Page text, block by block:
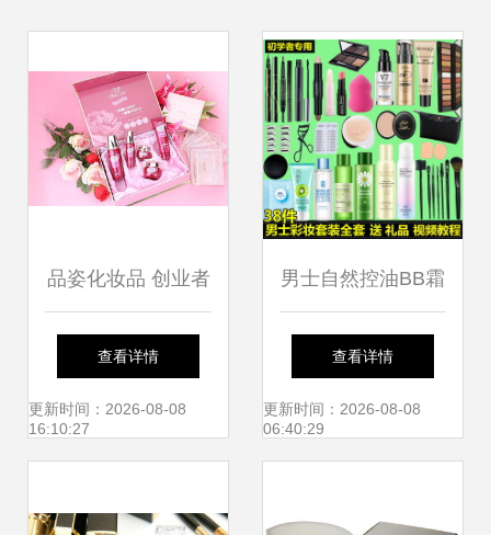
品姿化妆品 创业者
的黄金选择，创新
呵护美丽事业
查看详情
更新时间：2026-08-08
16:10:27
男士自然控油BB霜
套装 初学者与学生
的全能彩妆指南
查看详情
更新时间：2026-08-08
06:40:29